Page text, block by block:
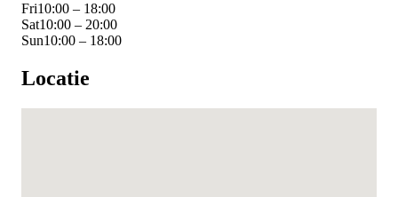
Fri10:00 – 18:00
Sat10:00 – 20:00
Sun10:00 – 18:00
Locatie